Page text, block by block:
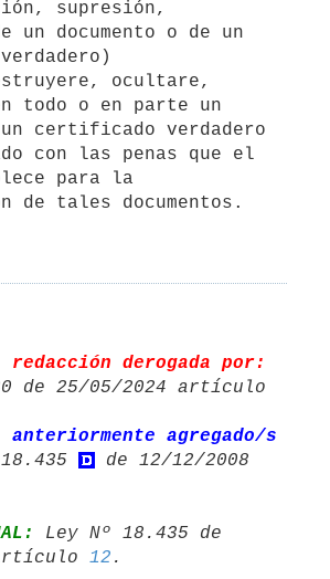
un documento o de un
todo o en parte un
un certificado verdadero
con las penas que el
para la
tales documentos.
redacción derogada por:
anteriormente agregado/s
de 12/12/2008
Ley Nº 18.435 de
12